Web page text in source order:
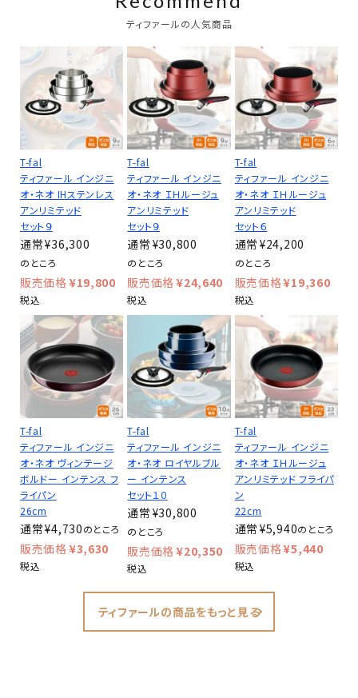
ティファールの人気商品
T-fal
ティファール インジニ
オ・ネオ IHステンレス
アンリミテッド
セット９
¥36,300
のところ
¥19,800
税込
T-fal
ティファール インジニ
オ・ネオ ＩＨルージュ
アンリミテッド
セット９
¥30,800
のところ
¥24,640
税込
T-fal
ティファール インジニ
オ・ネオ ＩＨルージュ
アンリミテッド
セット６
¥24,200
のところ
¥19,360
税込
T-fal
ティファール インジニ
オ・ネオ ヴィンテージ
ボルドー インテンス フ
ライパン
26cm
¥4,730のところ
¥3,630
税込
T-fal
ティファール インジニ
オ・ネオ ロイヤルブル
ー インテンス
セット１０
¥30,800
のところ
¥20,350
税込
T-fal
ティファール インジニ
オ・ネオ ＩＨルージュ
アンリミテッド フライパ
ン
22cm
¥5,940のところ
¥5,440
税込
ティファールの商品をもっと見る